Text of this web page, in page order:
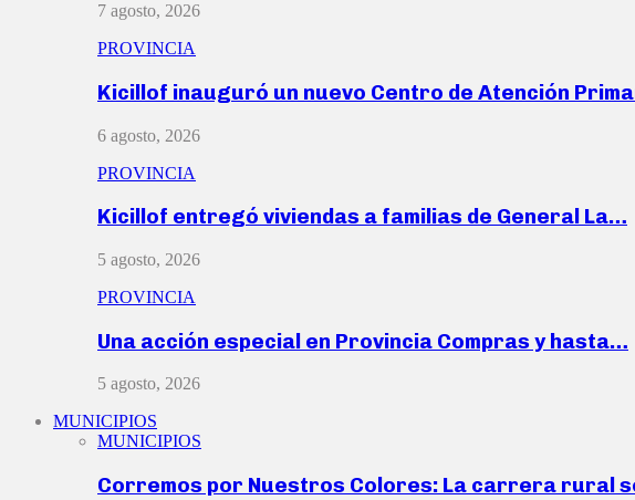
7 agosto, 2026
PROVINCIA
Kicillof inauguró un nuevo Centro de Atención
6 agosto, 2026
PROVINCIA
Kicillof entregó viviendas a familias de General La…
5 agosto, 2026
PROVINCIA
Una acción especial en Provincia Compras y hasta…
5 agosto, 2026
MUNICIPIOS
MUNICIPIOS
Corremos por Nuestros Colores: La carrera rural